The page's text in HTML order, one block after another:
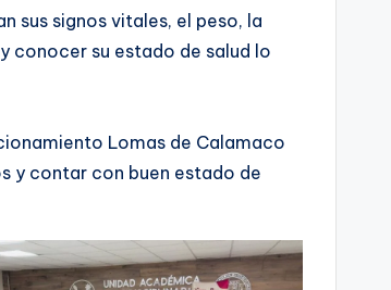
sus signos vitales, el peso, la
conocer su estado de salud lo
Lomas de Calamaco
y contar con buen estado de